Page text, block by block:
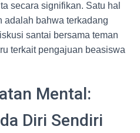
secara signifikan. Satu hal
adalah bahwa terkadang
santai bersama teman
terkait pengajuan beasiswa
Mental:
Diri Sendiri